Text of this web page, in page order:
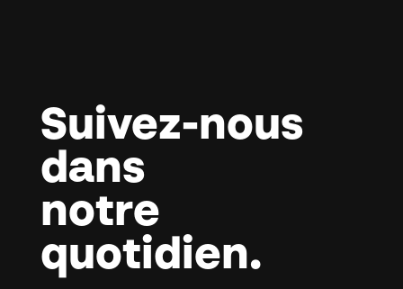
Suivez-nous
dans
notre
quotidien.